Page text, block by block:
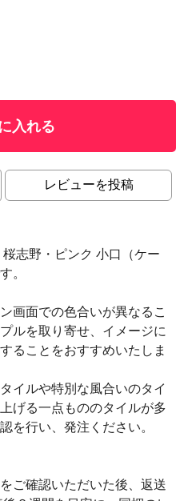
入れる
レビューを投稿
志野・ピンク 小口（ケー
。
画面での色合いが異なるこ
ルを取り寄せ、イメージに
ることをおすすめいたしま
イルや特別な風合いのタイ
げる一点もののタイルが多
を行い、発注ください。
ご確認いただいた後、返送